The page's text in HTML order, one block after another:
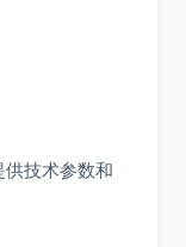
技术参数和